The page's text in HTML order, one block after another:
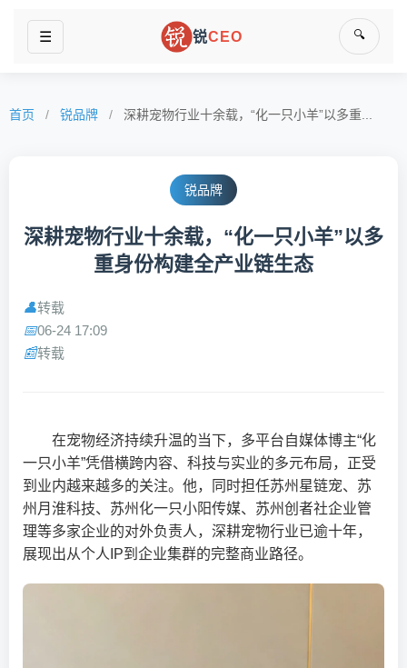
☰ 锐CEO 🔍
首页 / 锐品牌 / 深耕宠物行业十余载，“化一只小羊”以多重...
锐品牌
深耕宠物行业十余载，“化一只小羊”以多
重身份构建全产业链生态
👤转载
📅06-24 17:09
📰转载
在宠物经济持续升温的当下，多平台自媒体博主“化
一只小羊”凭借横跨内容、科技与实业的多元布局，正受
到业内越来越多的关注。他，同时担任苏州星链宠、苏
州月淮科技、苏州化一只小阳传媒、苏州创者社企业管
理等多家企业的对外负责人，深耕宠物行业已逾十年，
展现出从个人IP到企业集群的完整商业路径。